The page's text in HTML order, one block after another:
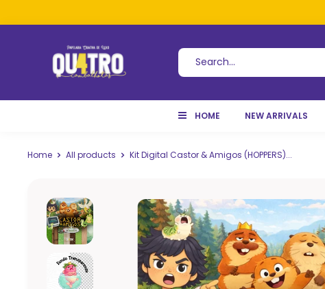
HOME NEW ARRIVALS
Home All products Kit Digital Castor & Amigos (HOPPERS)...